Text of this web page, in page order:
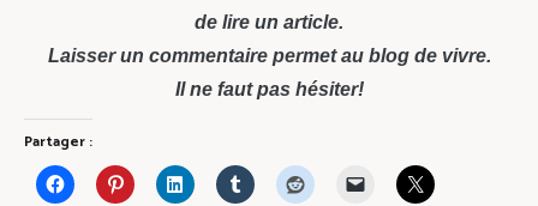
de lire un article.
Laisser un commentaire permet au blog de vivre.
Il ne faut pas hésiter!
Partager :